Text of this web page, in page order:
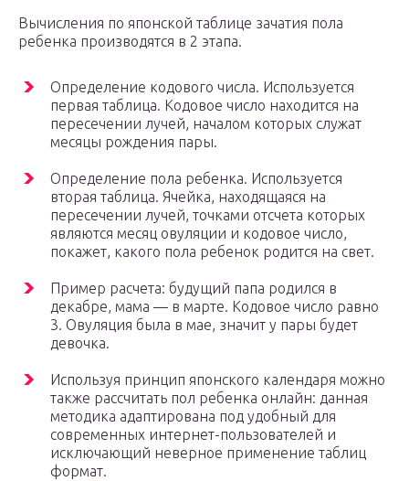
Вычисления по японской таблице зачатия пола
ребенка производятся в 2 этапа.
Определение кодового числа. Используется
первая таблица. Кодовое число находится на
пересечении лучей, началом которых служат
месяцы рождения пары.
Определение пола ребенка. Используется
вторая таблица. Ячейка, находящаяся на
пересечении лучей, точками отсчета которых
являются месяц овуляции и кодовое число,
покажет, какого пола ребенок родится на свет.
Пример расчета: будущий папа родился в
декабре, мама — в марте. Кодовое число равно
3. Овуляция была в мае, значит у пары будет
девочка.
Используя принцип японского календаря можно
также рассчитать пол ребенка онлайн: данная
методика адаптирована под удобный для
современных интернет-пользователей и
исключающий неверное применение таблиц
формат.